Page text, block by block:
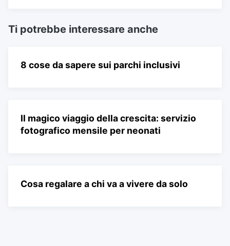
Ti potrebbe interessare anche
8 cose da sapere sui parchi inclusivi
Il magico viaggio della crescita: servizio
fotografico mensile per neonati
Cosa regalare a chi va a vivere da solo